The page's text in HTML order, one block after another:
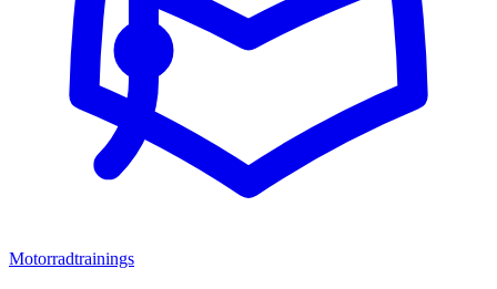
Motorradtrainings